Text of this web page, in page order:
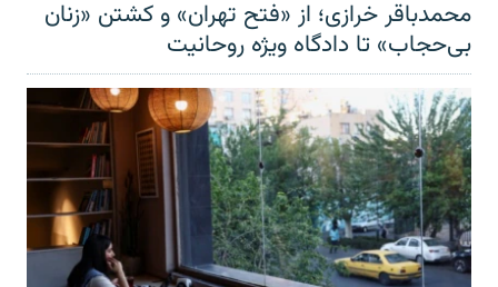
محمدباقر خرازی؛ از «فتح تهران» و کشتن «زنان
بی‌حجاب» تا دادگاه ویژه روحانیت